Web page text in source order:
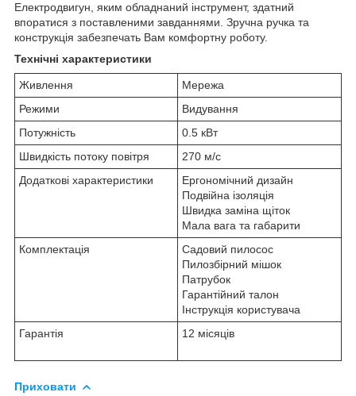
Електродвигун, яким обладнаний інструмент, здатний
впоратися з поставленими завданнями. Зручна ручка та
конструкція забезпечать Вам комфортну роботу.
Технічні характеристики
Живлення
Мережа
Режими
Видування
Потужність
0.5 кВт
Швидкість потоку повітря
270 м/с
Додаткові характеристики
Ергономічний дизайн
Подвійна ізоляція
Швидка заміна щіток
Мала вага та габарити
Комплектація
Садовий пилосос
Пилозбірний мішок
Патрубок
Гарантійний талон
Інструкція користувача
Гарантія
12 місяців
Приховати